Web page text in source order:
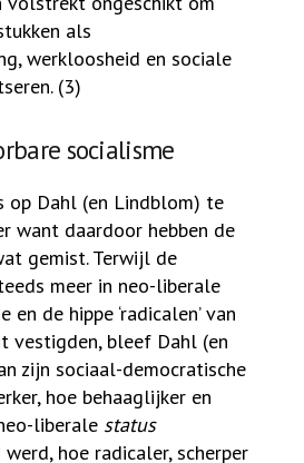
als
werkloosheid en sociale
(3)
socialisme
op Dahl (en Lindblom) te
want daardoor hebben de
gemist. Terwijl de
meer in neo-liberale
de hippe ‘radicalen’ van
vestigden, bleef Dahl (en
zijn sociaal-democratische
hoe behaaglijker en
liberale status
hoe radicaler, scherper